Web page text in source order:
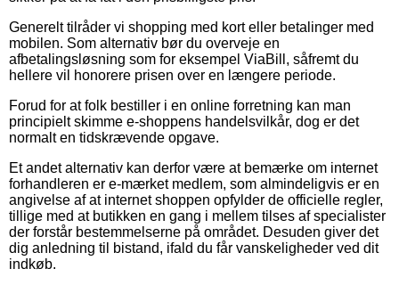
Generelt tilråder vi shopping med kort eller betalinger med
mobilen. Som alternativ bør du overveje en
afbetalingsløsning som for eksempel ViaBill, såfremt du
hellere vil honorere prisen over en længere periode.
Forud for at folk bestiller i en online forretning kan man
principielt skimme e-shoppens handelsvilkår, dog er det
normalt en tidskrævende opgave.
Et andet alternativ kan derfor være at bemærke om internet
forhandleren er e-mærket medlem, som almindeligvis er en
angivelse af at internet shoppen opfylder de officielle regler,
tillige med at butikken en gang i mellem tilses af specialister
der forstår bestemmelserne på området. Desuden giver det
dig anledning til bistand, ifald du får vanskeligheder ved dit
indkøb.